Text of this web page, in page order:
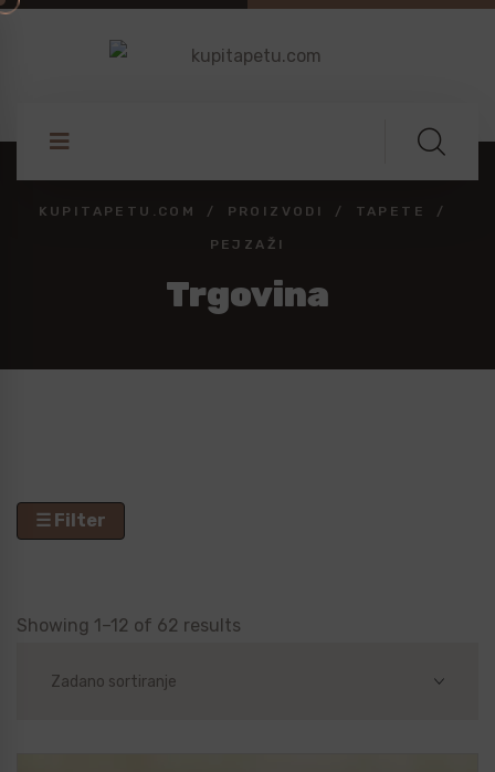
KUPITAPETU.COM PROIZVODI TAPETE
PEJZAŽI
Trgovina
☰ Filter
Showing 1–12 of 62 results